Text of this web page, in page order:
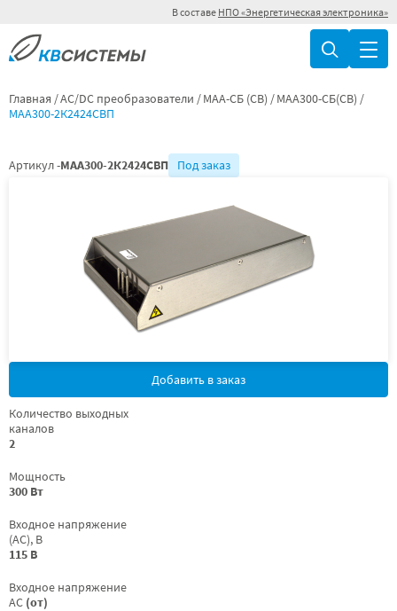
В составе НПО «Энергетическая электроника»
Главная AC/DC преобразователи МАА-СБ (СВ)
МАА300-СБ(СВ)
МАА300-2К2424СВП
Артикул -МАА300-2К2424СВП Под заказ
Добавить в заказ
Количество выходных
каналов
2
Мощность
300 Вт
Входное напряжение
(AC), В
115 В
Входное напряжение
AC (от)